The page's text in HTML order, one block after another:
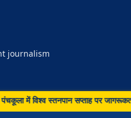
journalism
स्तनपान सप्ताह पर जागरूकता